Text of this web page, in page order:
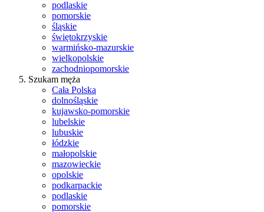
podlaskie
pomorskie
śląskie
świętokrzyskie
warmińsko-mazurskie
wielkopolskie
zachodniopomorskie
Szukam męża
Cała Polska
dolnośląskie
kujawsko-pomorskie
lubelskie
lubuskie
łódzkie
małopolskie
mazowieckie
opolskie
podkarpackie
podlaskie
pomorskie